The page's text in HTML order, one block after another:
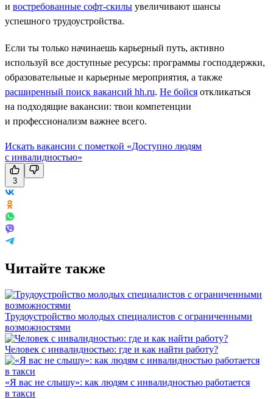
и востребованные софт-скилы увеличивают шансы
успешного трудоустройства.
Если ты только начинаешь карьерный путь, активно
используй все доступные ресурсы: программы господдержки,
образовательные и карьерные мероприятия, а также
расширенный поиск вакансий hh.ru. Не бойся откликаться
на подходящие вакансии: твои компетенции
и профессионализм важнее всего.
Искать вакансии с пометкой «Доступно людям
с инвалидностью»
3
Читайте также
Трудоустройство молодых специалистов с ограниченными
возможностями
Человек с инвалидностью: где и как найти работу?
«Я вас не слышу»: как людям с инвалидностью работается
в такси